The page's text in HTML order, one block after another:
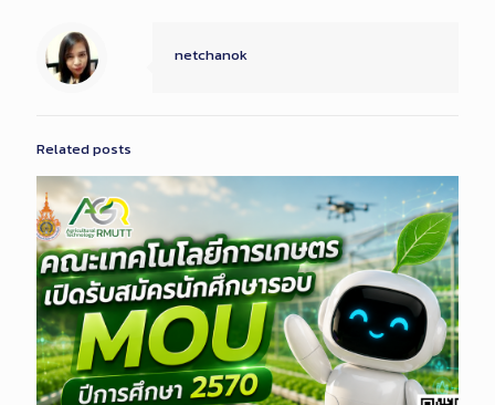
netchanok
Related posts